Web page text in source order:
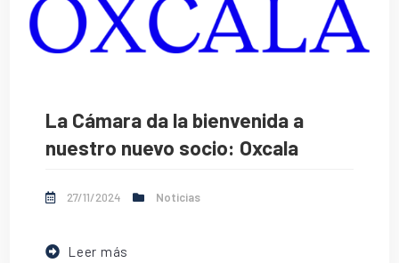
La Cámara da la bienvenida a
nuestro nuevo socio: Oxcala
27/11/2024 Noticias
Leer más